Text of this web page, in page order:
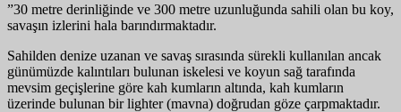
”30 metre derinliğinde ve 300 metre uzunluğunda sahili olan bu koy,
savaşın izlerini hala barındırmaktadır.
Sahilden denize uzanan ve savaş sırasında sürekli kullanılan ancak
günümüzde kalıntıları bulunan iskelesi ve koyun sağ tarafında
mevsim geçişlerine göre kah kumların altında, kah kumların
üzerinde bulunan bir lighter (mavna) doğrudan göze çarpmaktadır.